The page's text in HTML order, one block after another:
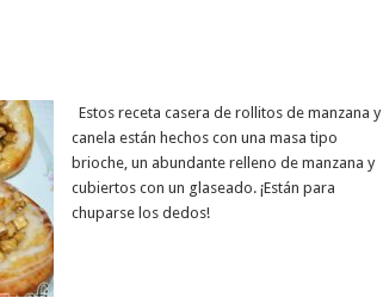
Estos receta casera de rollitos de manzana y
canela están hechos con una masa tipo
brioche, un abundante relleno de manzana y
cubiertos con un glaseado. ¡Están para
chuparse los dedos!